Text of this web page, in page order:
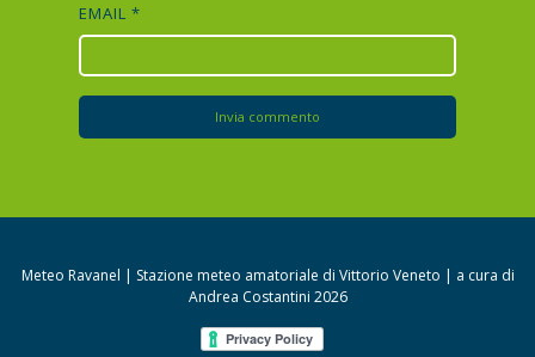
EMAIL*
Meteo Ravanel | Stazione meteo amatoriale di Vittorio Veneto | a cura di
Andrea Costantini 2026